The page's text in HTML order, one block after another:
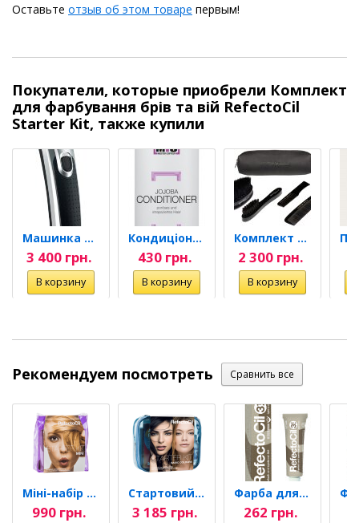
Оставьте отзыв об этом товаре первым!
Покупатели, которые приобрели Комплект
для фарбування брів та вій RefectoCil
Starter Kit, также купили
Машинка для стрижки волосся...
3 400 грн.
Кондиціонер для волосся з...
430 грн.
Комплект для фейда та...
2 300 грн.
Рекомендуем посмотреть
Міні-набір для фарбування...
990 грн.
Стартовий набір для...
3 185 грн.
Фарба для брів та вій...
262 грн.